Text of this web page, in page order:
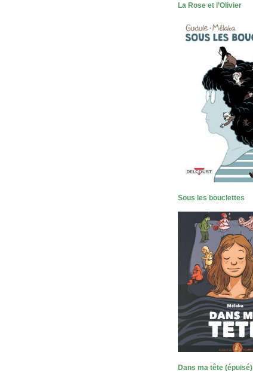
La Rose et l’Olivier
Sous les bouclettes
Dans ma tête (épuisé)